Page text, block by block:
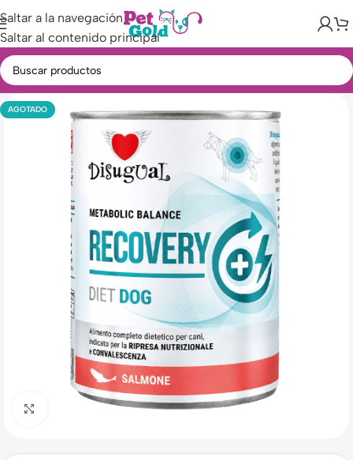
Saltar a la navegación
Saltar al contenido principal
AGOTADO
Haga clic para ampliar